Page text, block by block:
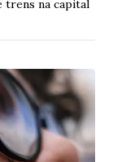
trens na capital